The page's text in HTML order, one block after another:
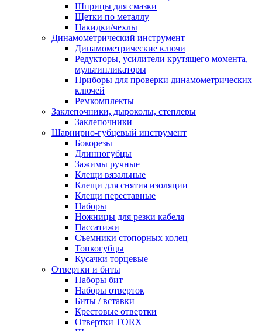
Шприцы для смазки
Щетки по металлу
Накидки/чехлы
Динамометрический инструмент
Динамометрические ключи
Редукторы, усилители крутящего момента,
мультипликаторы
Приборы для проверки динамометрических
ключей
Ремкомплекты
Заклепочники, дыроколы, степлеры
Заклепочники
Шарнирно-губцевый инструмент
Бокорезы
Длинногубцы
Зажимы ручные
Клещи вязальные
Клещи для снятия изоляции
Клещи переставные
Наборы
Ножницы для резки кабеля
Пассатижи
Съемники стопорных колец
Тонкогубцы
Кусачки торцевые
Отвертки и биты
Наборы бит
Наборы отверток
Биты / вставки
Крестовые отвертки
Отвертки TORX